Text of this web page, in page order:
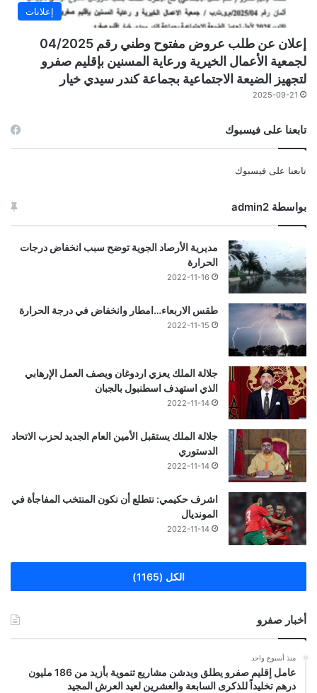
إعلانات
إعلان عن طلب عروض مفتوح وطني رقم 04/2025
لجمعية الأعمال الخيرية ورعاية المسنين بإقليم صفرو
لتجهيز الضيعة الاجتماعية بجماعة كندر سيدي خيار
2025-09-21
تابعنا على فيسبوك
تابعنا على فيسبوك
بواسطة admin2
مديرية الأرصاد الجوية توضح سبب انخفاض درجات
الحرارة
2022-11-16
طقس الاربعاء…امطار وانخفاض في درجة الحرارة
2022-11-15
جلالة الملك يعزي اردوغان ويصف العمل الإرهابي
الذي استهدف اسطنبول بالجبان
2022-11-14
جلالة الملك يستقبل الأمين العام الجديد لحزب الاتحاد
الدستوري
2022-11-14
اشرف حكيمي: نتطلع أن نكون المنتخب المفاجأة في
المونديال
2022-11-14
الكل (1165)
أخبار صفرو
منذ أسبوع واحد
عامل إقليم صفرو يطلق ويدشن مشاريع تنموية بأزيد من 186 مليون
درهم تخليداً للذكرى السابعة والعشرين لعيد العرش المجيد